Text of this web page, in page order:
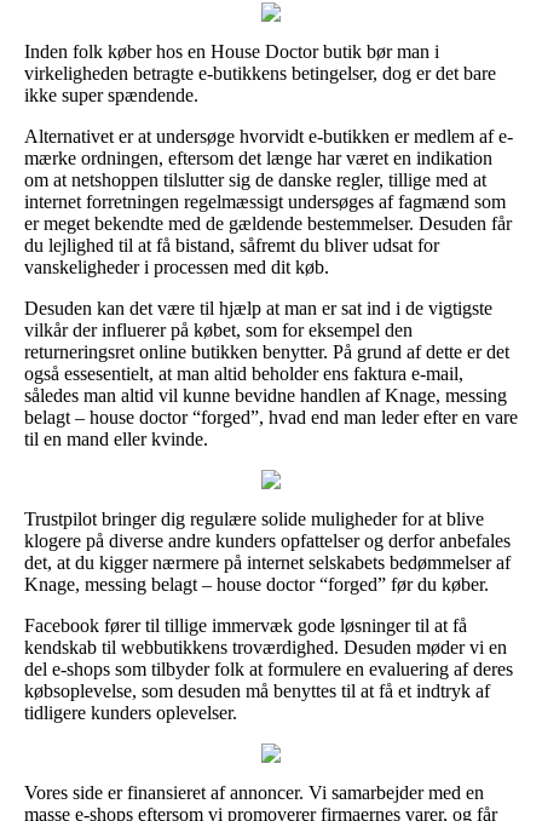
Inden folk køber hos en House Doctor butik bør man i
virkeligheden betragte e-butikkens betingelser, dog er det bare
ikke super spændende.
Alternativet er at undersøge hvorvidt e-butikken er medlem af e-
mærke ordningen, eftersom det længe har været en indikation
om at netshoppen tilslutter sig de danske regler, tillige med at
internet forretningen regelmæssigt undersøges af fagmænd som
er meget bekendte med de gældende bestemmelser. Desuden får
du lejlighed til at få bistand, såfremt du bliver udsat for
vanskeligheder i processen med dit køb.
Desuden kan det være til hjælp at man er sat ind i de vigtigste
vilkår der influerer på købet, som for eksempel den
returneringsret online butikken benytter. På grund af dette er det
også essesentielt, at man altid beholder ens faktura e-mail,
således man altid vil kunne bevidne handlen af Knage, messing
belagt – house doctor “forged”, hvad end man leder efter en vare
til en mand eller kvinde.
Trustpilot bringer dig regulære solide muligheder for at blive
klogere på diverse andre kunders opfattelser og derfor anbefales
det, at du kigger nærmere på internet selskabets bedømmelser af
Knage, messing belagt – house doctor “forged” før du køber.
Facebook fører til tillige immervæk gode løsninger til at få
kendskab til webbutikkens troværdighed. Desuden møder vi en
del e-shops som tilbyder folk at formulere en evaluering af deres
købsoplevelse, som desuden må benyttes til at få et indtryk af
tidligere kunders oplevelser.
Vores side er finansieret af annoncer. Vi samarbejder med en
masse e-shops eftersom vi promoverer firmaernes varer, og får